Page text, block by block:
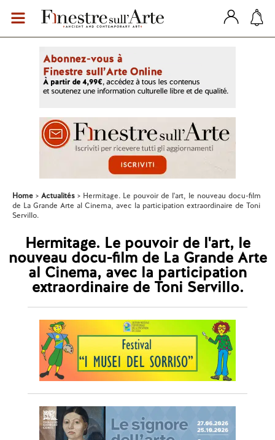
Home Actualités
Hermitage. Le pouvoir de l'art, le nouveau docu-film
de La Grande Arte al Cinema, avec la participation extraordinaire de Toni
Servillo.
Hermitage. Le pouvoir de l'art, le
nouveau docu-film de La Grande Arte
al Cinema, avec la participation
extraordinaire de Toni Servillo.